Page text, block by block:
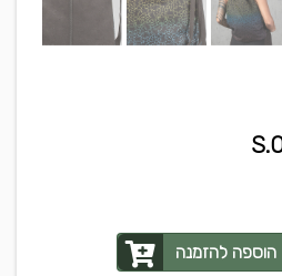
הוספה להזמנה